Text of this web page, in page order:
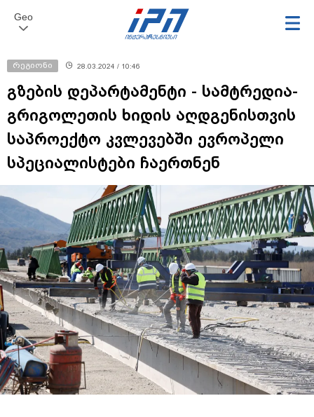
Geo
რეგიონი 28.03.2024 / 10:46
გზების დეპარტამენტი - სამტრედია-
გრიგოლეთის ხიდის აღდგენისთვის
საპროექტო კვლევებში ევროპელი
სპეციალისტები ჩაერთნენ